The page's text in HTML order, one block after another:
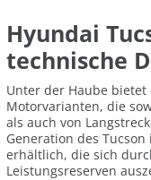
Hyundai
technische
Unter der Haube bietet
Motorvarianten, die
als auch von
Generation des
erhältlich, die sich
Leistungsreserven